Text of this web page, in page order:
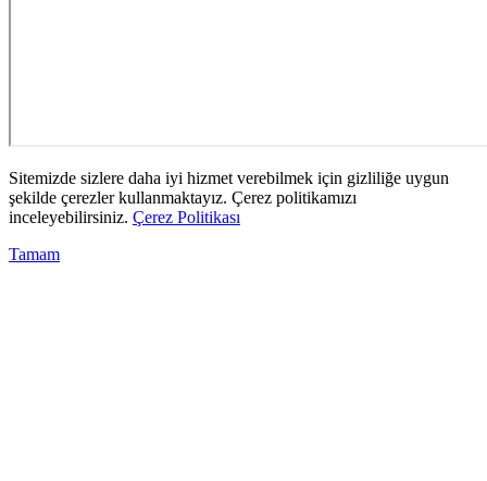
Sitemizde sizlere daha iyi hizmet verebilmek için gizliliğe uygun
şekilde çerezler kullanmaktayız. Çerez politikamızı
inceleyebilirsiniz. Çerez Politikası
Tamam